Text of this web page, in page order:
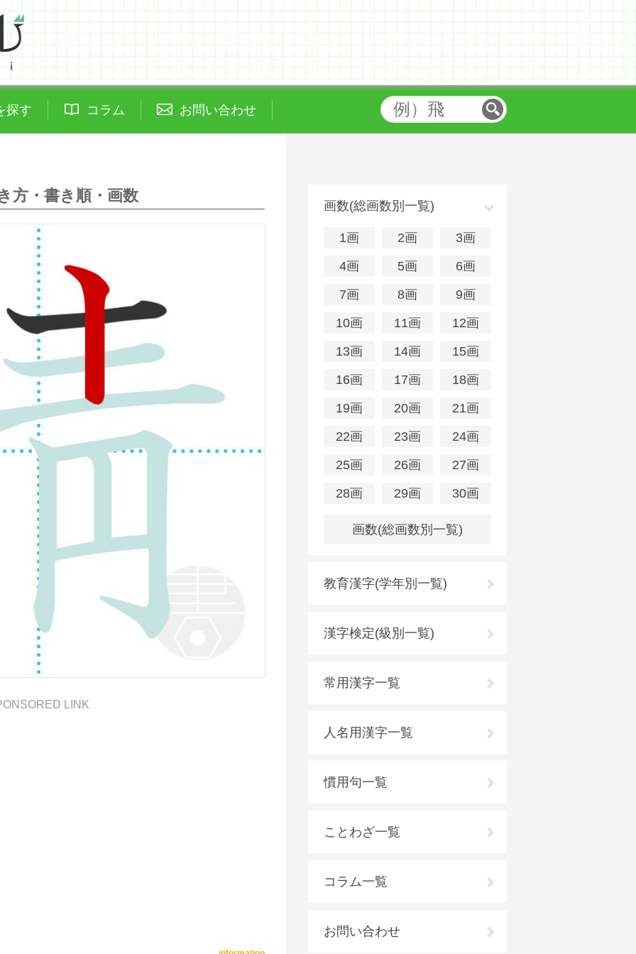
探す コラム お問い合わせ
方・書き順・画数
LINK
画数(総画数別一覧)
1画 2画
3画
4画
5画
6画
7画
8画
9画
10画
11画
12画
13画
14画
15画
16画
17画
18画
19画
20画
21画
22画
23画
24画
25画
26画
27画
28画
29画 30画
画数(総画数別一覧)
教育漢字(学年別一覧)
漢字検定(級別一覧)
常用漢字一覧
人名用漢字一覧
慣用句一覧
ことわざ一覧
コラム一覧
お問い合わせ